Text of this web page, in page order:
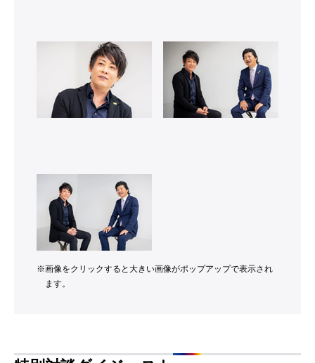
※画像をクリックすると大きい画像がポップアップで表示され
ます。